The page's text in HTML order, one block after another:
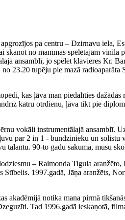
pa centru – Dzirnavu iela,
no mammas spēlētajām
ansamblī, jo spēlēt klavieres Kr.
23.20 tupēju pie mazā
kas ļāva man piedalīties dažādas
katru otrdienu, ļāva tikt pie
vokāli instrumentālajā ansamblī.
par 2 in 1 - bundzinieku un
90-to gadu sākumā, mūsu
– Raimonda Tigula
1997.gadā, Jāņa aranžēts,
notika mana pirmā
Tad 1996.gadā ieskaņotā,